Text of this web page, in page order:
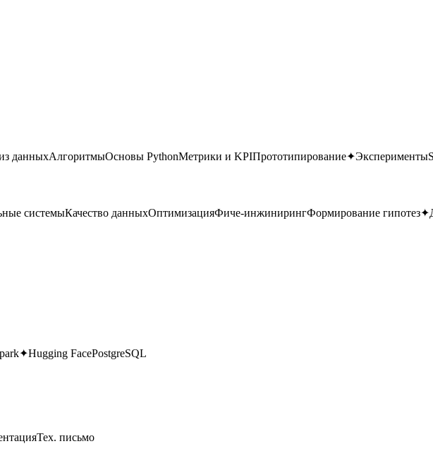
данныхАлгоритмыОсновы PythonМетрики и KPIПрототипирование✦Эксперименты
системыКачество данныхОптимизацияФиче-инжинирингФормирование гипотез✦
✦Hugging FacePostgreSQL
Тех. письмо